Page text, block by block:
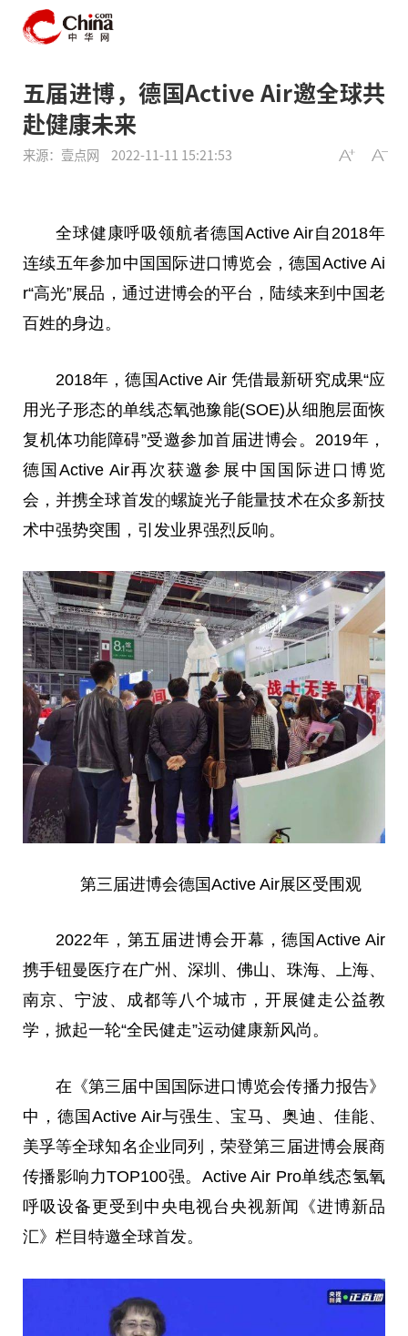
五届进博，德国Active Air邀全球共
赴健康未来
来源：壹点网 2022-11-11 15:21:53
全球健康呼吸领航者德国Active Air自2018年
连续五年参加中国国际进口博览会，德国Active Ai
r“高光”展品，通过进博会的平台，陆续来到中国老
百姓的身边。
2018年，德国Active Air 凭借最新研究成果“应
用光子形态的单线态氧弛豫能(SOE)从细胞层面恢
复机体功能障碍”受邀参加首届进博会。2019年，
德国Active Air再次获邀参展中国国际进口博览
会，并携全球首发的螺旋光子能量技术在众多新技
术中强势突围，引发业界强烈反响。
第三届进博会德国Active Air展区受围观
2022年，第五届进博会开幕，德国Active Air
携手钮曼医疗在广州、深圳、佛山、珠海、上海、
南京、宁波、成都等八个城市，开展健走公益教
学，掀起一轮“全民健走”运动健康新风尚。
在《第三届中国国际进口博览会传播力报告》
中，德国Active Air与强生、宝马、奥迪、佳能、
美孚等全球知名企业同列，荣登第三届进博会展商
传播影响力TOP100强。Active Air Pro单线态氢氧
呼吸设备更受到中央电视台央视新闻《进博新品
汇》栏目特邀全球首发。